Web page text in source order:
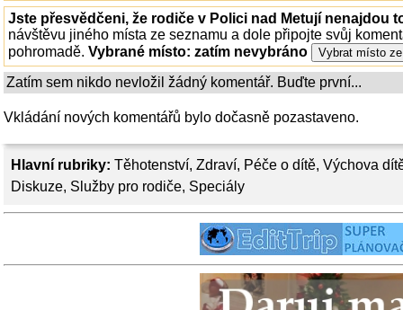
Hlavní rubriky: Těhotenství, Zdraví, Péče o dítě, Výchova
Diskuze, Služby pro rodiče, Speciály
Jste přesvědčeni, že rodiče v Polici nad Metují nenajdou
návštěvu jiného místa ze seznamu a dole připojte svůj
pohromadě. Vybrané místo: zatím nevybráno
Zatím sem nikdo nevložil žádný komentář. Buďte první...
Vkládání nových komentářů bylo dočasně pozastaveno.